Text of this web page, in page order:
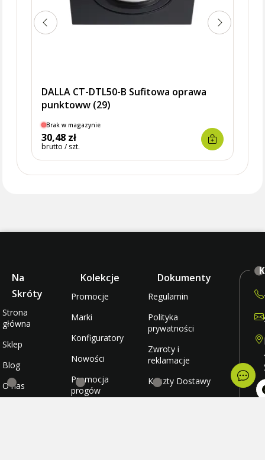
DALLA CT-DTL50-B Sufitowa oprawa
punktoww (29)
Brak w magazynie
30,48 zł
brutto / szt.
Na
Skróty
Strona
główna
Sklep
Blog
O nas
Kolekcje
Promocje
Marki
Konfiguratory
Nowości
Promocja
progów
Dokumenty
Regulamin
Polityka
prywatności
Zwroty i
reklamacje
Koszty Dostawy